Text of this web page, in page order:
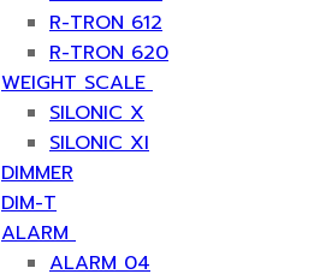
R-TRON 612
R-TRON 620
WEIGHT SCALE
SILONIC X
SILONIC XI
DIMMER
DIM-T
ALARM
ALARM 04